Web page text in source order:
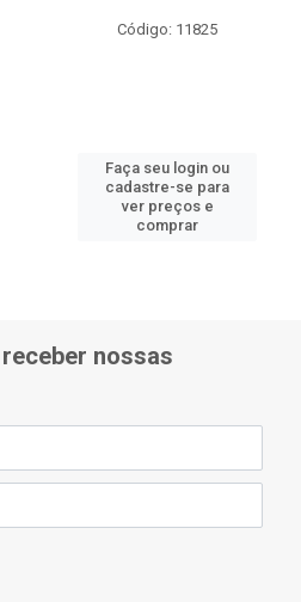
Código: 11825
Faça seu login ou
cadastre-se para
ver preços e
comprar
nossas